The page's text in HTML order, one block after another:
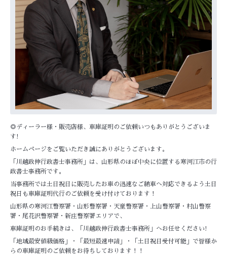
◎ディーラー様・販売店様、車庫証明のご依頼いつもありがとうございま
す!
ホームページをご覧いただき誠にありがとうございます。
「川越政伸行政書士事務所」は、 山形県のほぼ中央に位置する寒河江市の行
政書士事務所です。
当事務所では土日祝日に販売したお車の迅速なご納車へ対応できるよう土日
祝日も車庫証明代行のご依頼を受け付けております！
山形県の寒河江警察署・山形警察署・天童警察署・上山警察署・村山警察
署・尾花沢警察署・新庄警察署エリアで、
車庫証明のお手続きは、「川越政伸行政書士事務所」へお任せください!
「地域最安値級価格」・「最短最速申請」・「土日祝日受付可能」で皆様か
らの車庫証明のご依頼をお待ちしております！！